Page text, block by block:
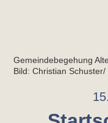
Gemeindebegehung
Bild: Christian